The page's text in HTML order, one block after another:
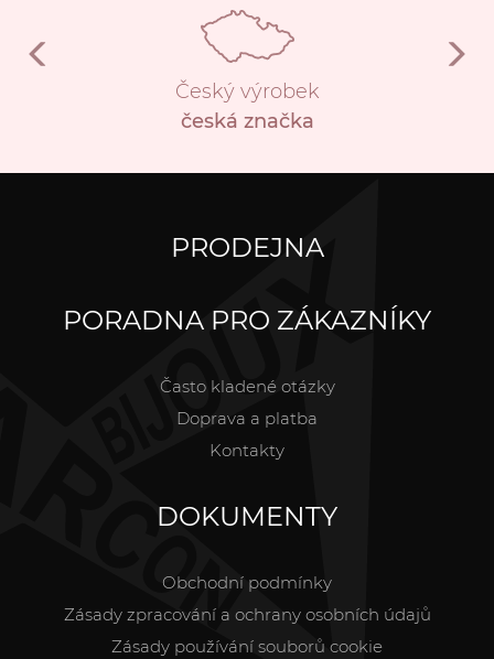
Český výrobek
česká značka
PRODEJNA
PORADNA PRO ZÁKAZNÍKY
Často kladené otázky
Doprava a platba
Kontakty
DOKUMENTY
Obchodní podmínky
Zásady zpracování a ochrany osobních údajů
Zásady používání souborů cookie